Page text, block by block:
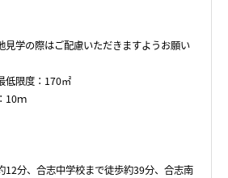
学の際はご配慮いただきますようお願い
低限度：170㎡
10ｍ
12分、合志中学校まで徒歩約39分、合志南